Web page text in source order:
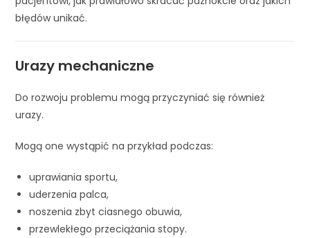
błędów unikać.
Urazy mechaniczne
Do rozwoju problemu mogą przyczyniać się również
urazy.
Mogą one wystąpić na przykład podczas:
uprawiania sportu,
uderzenia palca,
noszenia zbyt ciasnego obuwia,
przewlekłego przeciążania stopy.